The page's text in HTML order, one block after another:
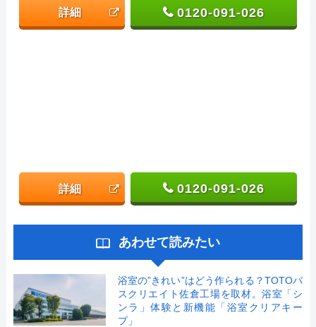
詳細 0120-091-026
詳細 0120-091-026
あわせて読みたい
浴室の”きれい”はどう作られる？TOTOバ
スクリエイト佐倉工場を取材。浴室「シ
ンラ」体験と新機能「浴室クリアキー
プ」